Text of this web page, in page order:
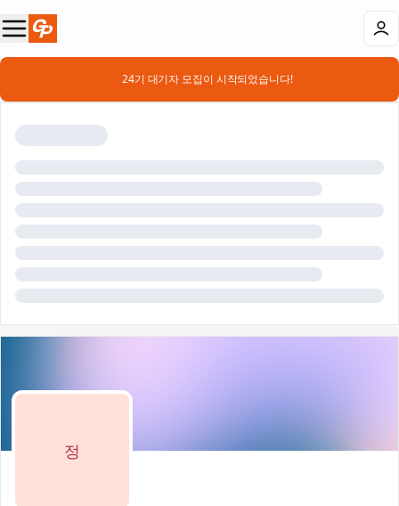
📣 24기 대기자 모집이 시작되었습니다!
정